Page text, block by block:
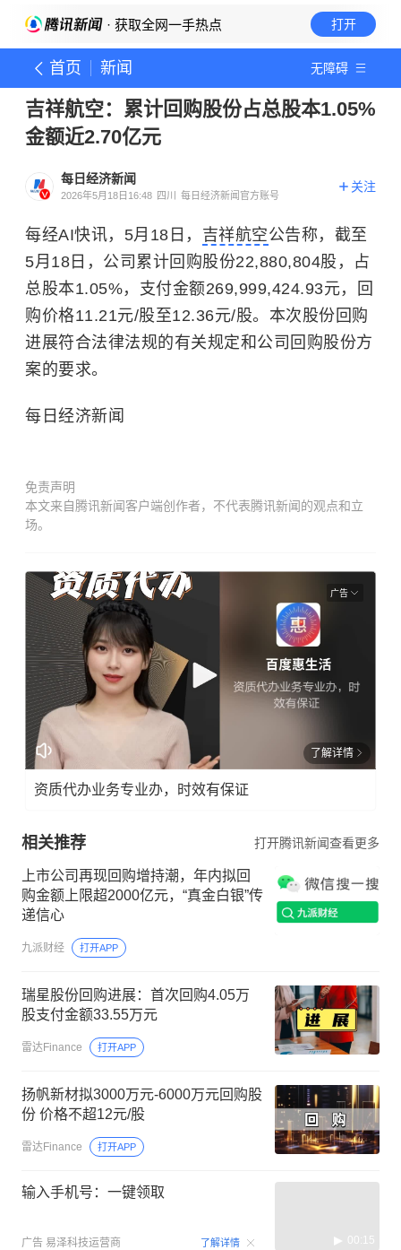
· 获取全网一手热点 打开
首页 新闻 无障碍
吉祥航空：累计回购股份占总股本1.05%
金额近2.70亿元
每日经济新闻
2026年5月18日16:48 四川 每日经济新闻官方账号
关注
每经AI快讯，5月18日， 吉祥航空公告称，截至
5月18日，公司累计回购股份22,880,804股，占
总股本1.05%，支付金额269,999,424.93元，回
购价格11.21元/股至12.36元/股。本次股份回购
进展符合法律法规的有关规定和公司回购股份方
案的要求。
每日经济新闻
免责声明
本文来自腾讯新闻客户端创作者，不代表腾讯新闻的观点和立
场。
广告
了解详情
资质代办业务专业办，时效有保证
相关推荐 打开腾讯新闻查看更多
上市公司再现回购增持潮，年内拟回
购金额上限超2000亿元，“真金白银”传
递信心
九派财经 打开APP
瑞星股份回购进展：首次回购4.05万
股支付金额33.55万元
雷达Finance 打开APP
扬帆新材拟3000万元-6000万元回购股
份 价格不超12元/股
雷达Finance 打开APP
输入手机号：一键领取
广告 易泽科技运营商 了解详情 00:15